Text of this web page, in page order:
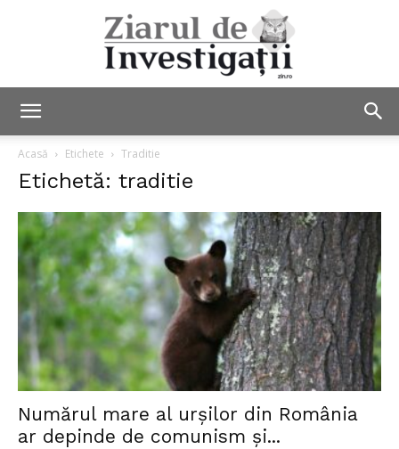
Investigații
Acasă Etichete Traditie
Etichetă: traditie
Numărul mare al urșilor din România
ar depinde de comunism și...